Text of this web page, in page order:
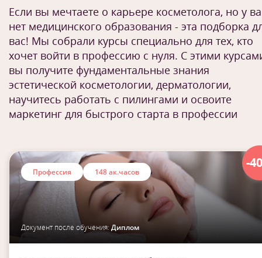
Если вы мечтаете о карьере косметолога, но у
нет медицинского образования - эта подборка
вас! Мы собрали курсы специально для тех, кто
хочет войти в профессию с нуля. С этими
вы получите фундаментальные знания
эстетической косметологии, дерматологии,
научитесь работать с пилингами и освоите
маркетинг для быстрого старта в профессии
-
Профессия 148 ак.часов
Документ после обучения: Диплом